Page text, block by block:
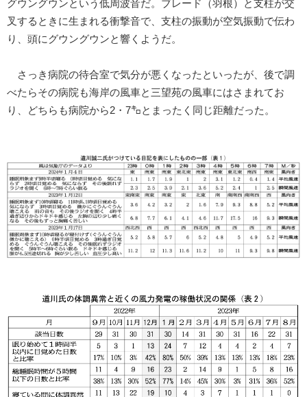
グウングウンという低周波音だ。ブレード（羽根）と支柱が交
叉するときに生まれる衝撃音で、支柱の振動が空気振動で伝わ
り、頭にグウングウンと響くようだ。
さっき病院の待合室で気分が悪くなったといったが、後で調
べたらその病院も海岸の風車と三望苑の風車にはさまれてお
り、どちらも病院から2・7㌔とまったく同じ距離だった。